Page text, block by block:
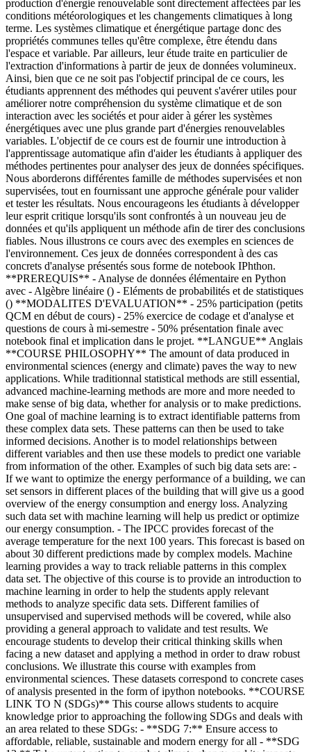
production d'énergie renouvelable sont directement affectées par les
conditions météorologiques et les changements climatiques à long
terme. Les systèmes climatique et énergétique partage donc des
propriétés communes telles qu'être complexe, être étendu dans
l'espace et variable. Par ailleurs, leur étude traite en particulier de
l'extraction d'informations à partir de jeux de données volumineux.
Ainsi, bien que ce ne soit pas l'objectif principal de ce cours, les
étudiants apprennent des méthodes qui peuvent s'avérer utiles pour
améliorer notre compréhension du système climatique et de son
interaction avec les sociétés et pour aider à gérer les systèmes
énergétiques avec une plus grande part d'énergies renouvelables
variables. L'objectif de ce cours est de fournir une introduction à
l'apprentissage automatique afin d'aider les étudiants à appliquer des
méthodes pertinentes pour analyser des jeux de données spécifiques.
Nous aborderons différentes famille de méthodes supervisées et non
supervisées, tout en fournissant une approche générale pour valider
et tester les résultats. Nous encourageons les étudiants à développer
leur esprit critique lorsqu'ils sont confrontés à un nouveau jeu de
données et qu'ils appliquent un méthode afin de tirer des conclusions
fiables. Nous illustrons ce cours avec des exemples en sciences de
l'environnement. Ces jeux de données correspondent à des cas
concrets d'analyse présentés sous forme de notebook IPhthon.
**PREREQUIS** - Analyse de données élémentaire en Python
avec - Algèbre linéaire () - Eléments de probabilités et de statistiques
() **MODALITES D'EVALUATION** - 25% participation (petits
QCM en début de cours) - 25% exercice de codage et d'analyse et
questions de cours à mi-semestre - 50% présentation finale avec
notebook final et implication dans le projet. **LANGUE** Anglais
**COURSE PHILOSOPHY** The amount of data produced in
environmental sciences (energy and climate) paves the way to new
applications. While traditionnal statistical methods are still essential,
advanced machine-learning methods are more and more needed to
make sense of big data, whether for analysis or to make predictions.
One goal of machine learning is to extract identifiable patterns from
these complex data sets. These patterns can then be used to take
informed decisions. Another is to model relationships between
different variables and then use these models to predict one variable
from information of the other. Examples of such big data sets are: -
If we want to optimize the energy performance of a building, we can
set sensors in different places of the building that will give us a good
overview of the energy consumption and energy loss. Analyzing
such data set with machine learning will help us predict or optimize
our energy consumption. - The IPCC provides forecast of the
average temperature for the next 100 years. This forecast is based on
about 30 different predictions made by complex models. Machine
learning provides a way to track reliable patterns in this complex
data set. The objective of this course is to provide an introduction to
machine learning in order to help the students apply relevant
methods to analyze specific data sets. Different families of
unsupervised and supervised methods will be covered, while also
providing a general approach to validate and test results. We
encourage students to develop their critical thinking skills when
facing a new dataset and applying a method in order to draw robust
conclusions. We illustrate this course with examples from
environmental sciences. These datasets correspond to concrete cases
of analysis presented in the form of ipython notebooks. **COURSE
LINK TO N (SDGs)** This course allows students to acquire
knowledge prior to approaching the following SDGs and deals with
an area related to these SDGs: - **SDG 7:** Ensure access to
affordable, reliable, sustainable and modern energy for all - **SDG